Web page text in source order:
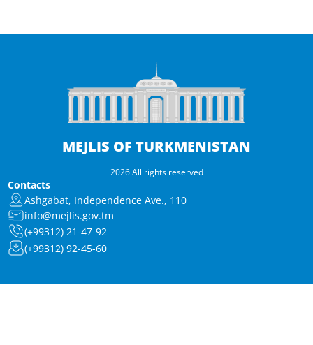
MEJLIS OF TURKMENISTAN
2026 All rights reserved
Contacts
Ashgabat, Independence Ave., 110
info@mejlis.gov.tm
(+99312) 21-47-92
(+99312) 92-45-60